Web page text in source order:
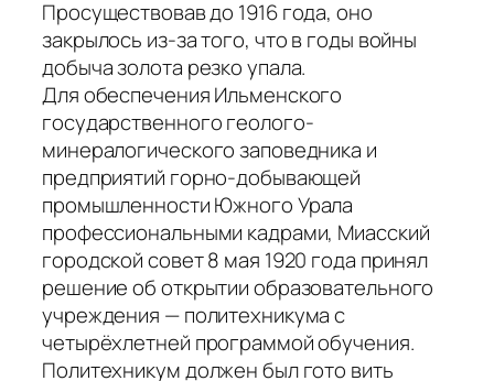
Просуществовав до 1916 года, оно
закрылось из-за того, что в годы войны
добыча золота резко упала.
Для обеспечения Ильменского
государственного геолого-
минералогического заповедника и
предприятий горно-добывающей
промышленности Южного Урала
профессиональными кадрами, Миасский
городской совет 8 мая 1920 года принял
решение об открытии образовательного
учреждения — политехникума с
четырёхлетней программой обучения.
Политехникум должен был гото вить